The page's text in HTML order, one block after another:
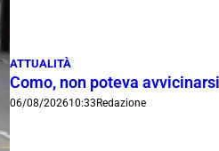
ATTUALITÀ
Como, non poteva
06/08/202610:33 Redazione